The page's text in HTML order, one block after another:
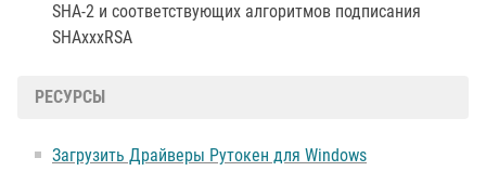
SHA-2 и соответствующих алгоритмов подписания
SHAxххRSA
РЕСУРСЫ
Загрузить Драйверы Рутокен для Windows